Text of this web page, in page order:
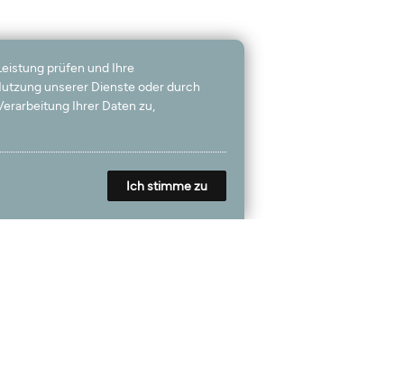
prüfen und Ihre
unserer Dienste oder durch
Ihrer Daten zu,
Ich stimme zu